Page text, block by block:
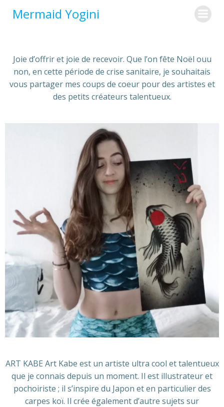
Mermaid Yogini
Joie d’offrir et joie de recevoir. Que l’on fête Noël ouu
non, en cette période de crise sanitaire, je souhaitais
vous partager mes coups de coeur pour des artistes et
des petits créateurs talentueux.
ART KABE Art Kabe est un artiste ultra cool et talentueux
que je connais depuis un moment. Il est illustrateur et
pochoiriste ; il s’inspire du Japon et en particulier des
carpes koï. Il crée également d’autre sujets sur